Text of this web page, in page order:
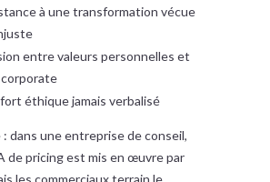
à une transformation vécue
entre valeurs personnelles et
éthique jamais verbalisé
: dans une entreprise de conseil,
de pricing est mis en œuvre par
les commerciaux terrain le